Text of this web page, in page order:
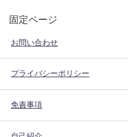
固定ページ
お問い合わせ
プライバシーポリシー
免責事項